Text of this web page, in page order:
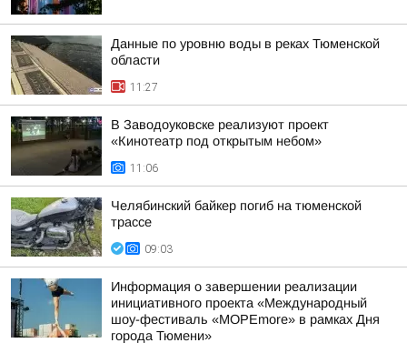
Данные по уровню воды в реках Тюменской
области
11:27
В Заводоуковске реализуют проект
«Кинотеатр под открытым небом»
11:06
Челябинский байкер погиб на тюменской
трассе
09:03
Информация о завершении реализации
инициативного проекта «Международный
шоу-фестиваль «МОРЕmore» в рамках Дня
города Тюмени»